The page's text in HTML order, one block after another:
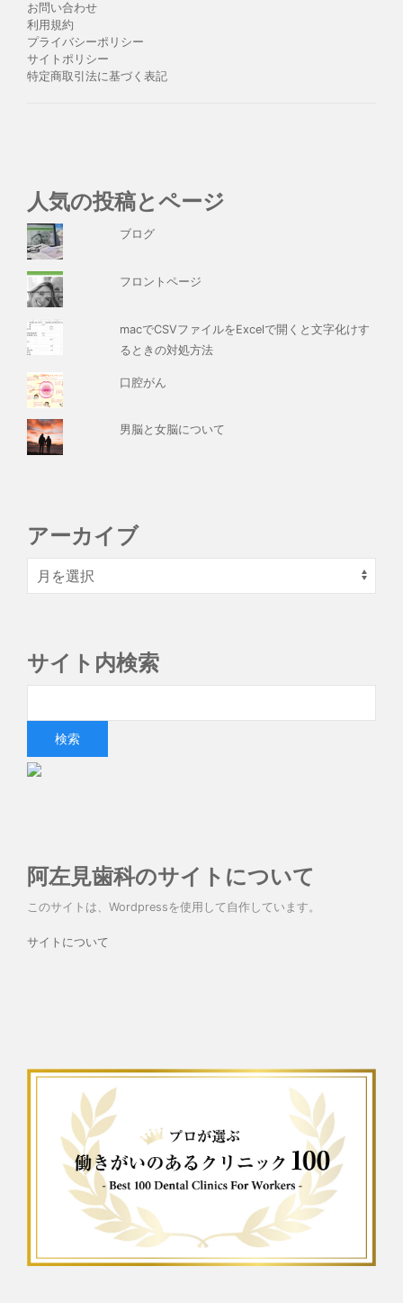
お問い合わせ
利用規約
プライバシーポリシー
サイトポリシー
特定商取引法に基づく表記
人気の投稿とページ
ブログ
フロントページ
macでCSVファイルをExcelで開くと文字化けす
るときの対処方法
口腔がん
男脳と女脳について
アーカイブ
サイト内検索
阿左見歯科のサイトについて
このサイトは、Wordpressを使用して自作しています。
サイトについて